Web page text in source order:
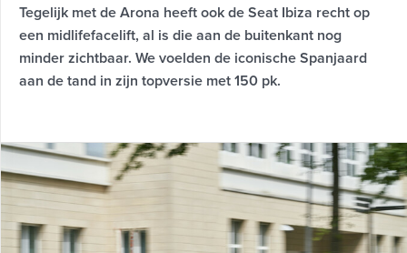
Tegelijk met de Arona heeft ook de Seat Ibiza recht op
een midlifefacelift, al is die aan de buitenkant nog
minder zichtbaar. We voelden de iconische Spanjaard
aan de tand in zijn topversie met 150 pk.